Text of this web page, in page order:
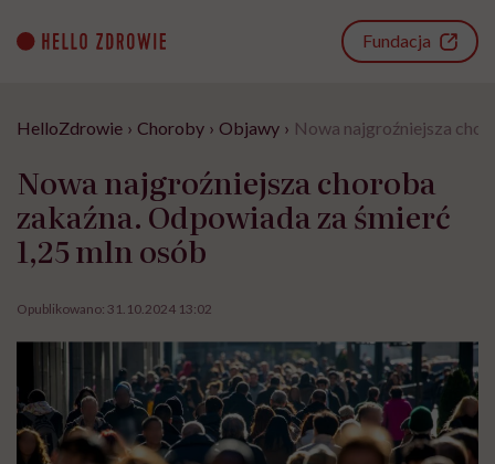
content
Fundacja
HelloZdrowie › Choroby › Objawy › Nowa najgroźniejsza
Nowa najgroźniejsza choroba
zakaźna. Odpowiada za śmierć
1,25 mln osób
Opublikowano: 31.10.2024 13:02